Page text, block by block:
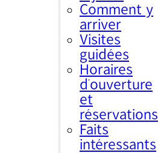
Comment y
arriver
Visites
guidées
Horaires
d’ouverture
et
réservations
Faits
intéressants